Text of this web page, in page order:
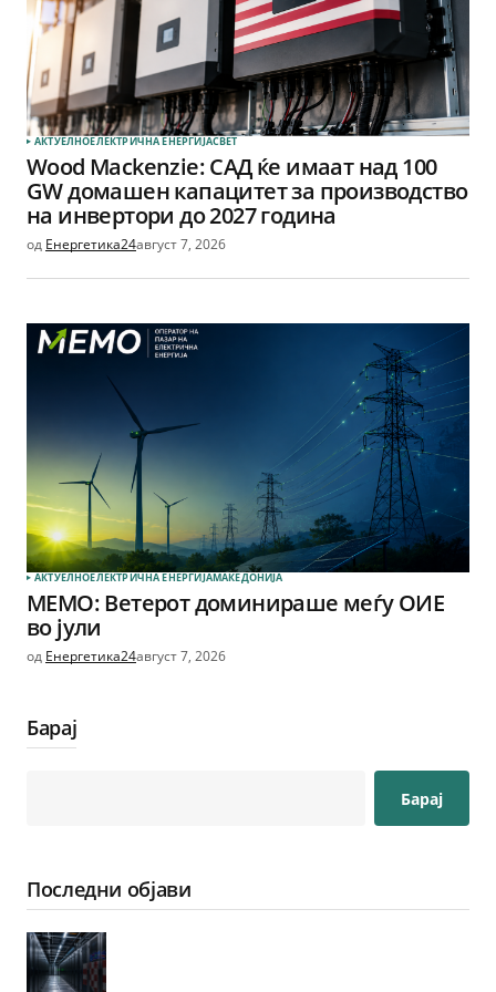
АКТУЕЛНОЕЛЕКТРИЧНА ЕНЕРГИЈАСВЕТ
Wood Mackenzie: САД ќе имаат над 100
GW домашен капацитет за производство
на инвертори до 2027 година
од Енергетика24август 7, 2026
АКТУЕЛНОЕЛЕКТРИЧНА ЕНЕРГИЈАМАКЕДОНИЈА
МЕМО: Ветерот доминираше меѓу ОИЕ
во јули
од Енергетика24август 7, 2026
Барај
Барај
Последни објави